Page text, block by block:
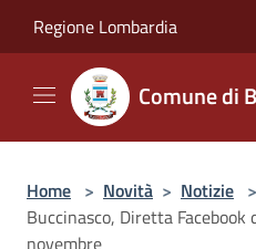
Regione Lombardia
Comune di
Home > Novità > Notizie >
Buccinasco, Diretta
novembre